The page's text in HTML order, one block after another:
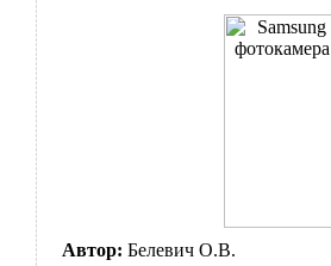
Автор: Белевич О.В.